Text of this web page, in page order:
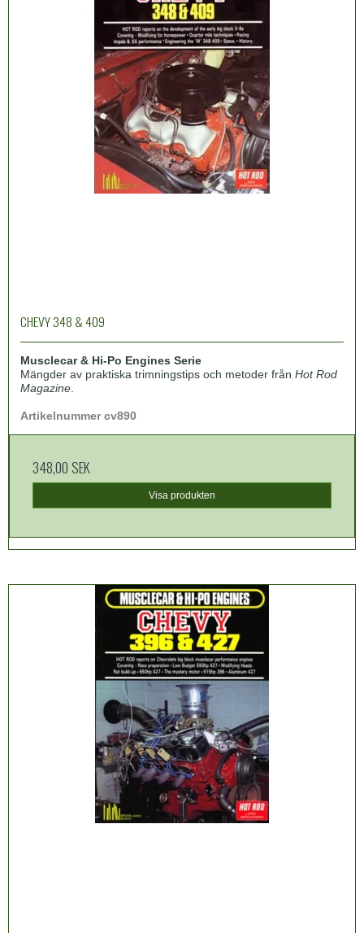
CHEVY 348 & 409
Musclecar & Hi-Po Engines Serie
Mängder av praktiska trimningstips och metoder från Hot Rod
Magazine
Artikelnummer cv890
348,00 SEK
Visa produkten